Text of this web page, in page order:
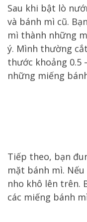
Sau khi bật lò
và bánh mì cũ.
mì thành những
ý. Mình thường
thước khoảng 0.5
những miếng
Tiếp theo, bạn
mặt bánh mì.
nho khô lên trên.
các miếng bánh